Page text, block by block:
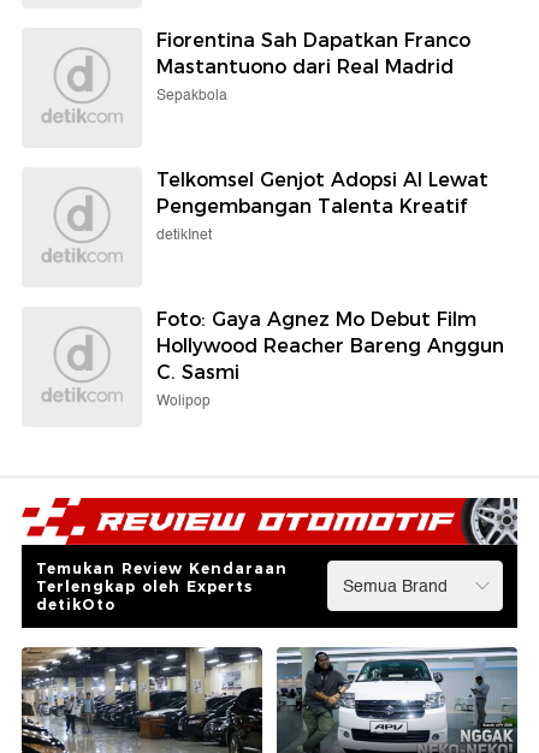
Fiorentina Sah Dapatkan Franco
Mastantuono dari Real Madrid
Sepakbola
Telkomsel Genjot Adopsi AI Lewat
Pengembangan Talenta Kreatif
detikInet
Foto: Gaya Agnez Mo Debut Film
Hollywood Reacher Bareng Anggun
C. Sasmi
Wolipop
Temukan Review Kendaraan
Terlengkap oleh Experts
detikOto